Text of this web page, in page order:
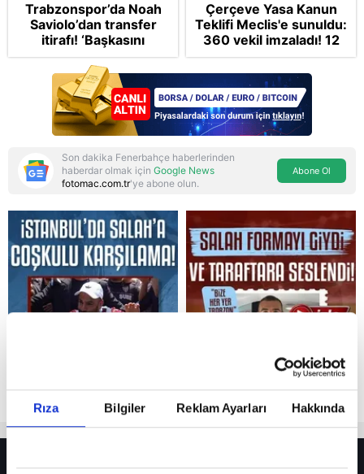
Rıza Bilgiler Reklam Ayarları Hakkında
Reddet
Trabzonspor’da Noah
Saviolo’dan transfer
itirafı! ‘Başkasını
izlemeye geldi’
Çerçeve Yasa Kanun
Teklifi Meclis'e sunuldu:
360 vekil imzaladı! 12
maddede tüm detaylar
Takvim'de: Silah
bırakmada tespit ve
teyit MGK'da
Son dakika Fenerbahçe haberlerinden
haberdar olmak için Google News
fotomac.com.tr'ye abone olun.
Abone Ol